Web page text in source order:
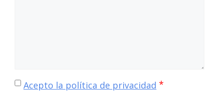
Acepto la política de privacidad *